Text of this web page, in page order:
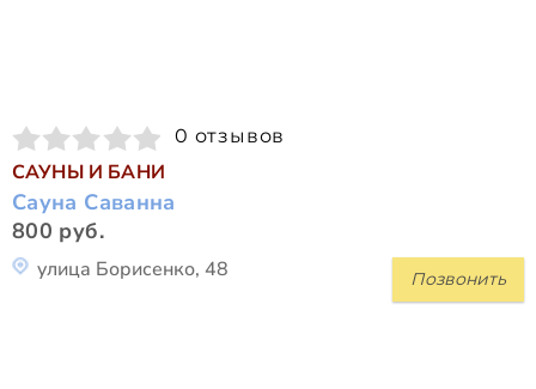
0 отзывов
САУНЫ И БАНИ
Сауна Саванна
800 руб.
Позвонить
улица Борисенко, 48